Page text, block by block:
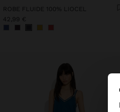
ROBE FLUIDE 100% LIOCEL
42,99 €